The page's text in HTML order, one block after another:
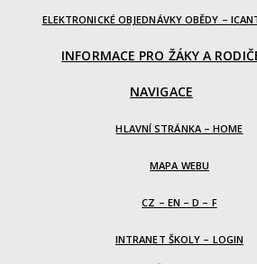
ELEKTRONICKÉ OBJEDNÁVKY OBĚDY –
INFORMACE PRO ŽÁKY A
NAVIGACE
HLAVNÍ STRÁNKA – HOME
MAPA WEBU
CZ – EN – D – F
INTRANET ŠKOLY – LOGIN